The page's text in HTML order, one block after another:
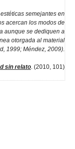
semejantes en
acercan los modos de
aunque se dediquen a
otorgada al material
1999; Méndez, 2009).
sin relato. (2010, 101)